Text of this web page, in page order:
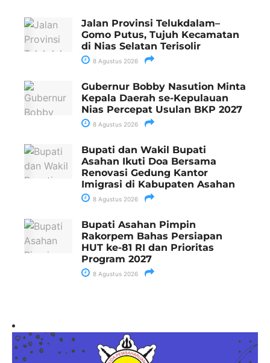
Jalan Provinsi Telukdalam–
Gomo Putus, Tujuh Kecamatan
di Nias Selatan Terisolir
8 Agustus 2026
Gubernur Bobby Nasution Minta
Kepala Daerah se-Kepulauan
Nias Percepat Usulan BKP 2027
8 Agustus 2026
Bupati dan Wakil Bupati
Asahan Ikuti Doa Bersama
Renovasi Gedung Kantor
Imigrasi di Kabupaten Asahan
8 Agustus 2026
Bupati Asahan Pimpin
Rakorpem Bahas Persiapan
HUT ke-81 RI dan Prioritas
Program 2027
8 Agustus 2026